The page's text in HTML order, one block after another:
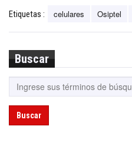
Etiquetas : celulares Osiptel
Buscar
Buscar